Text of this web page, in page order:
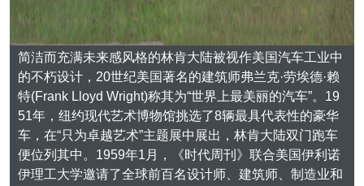
简洁而充满未来感风格的林肯大陆被视作美国汽车工业中
的不朽设计，20世纪美国著名的建筑师弗兰克·劳埃德·赖
特(Frank Lloyd Wright)称其为“世界上最美丽的汽车”。19
51年，纽约现代艺术博物馆挑选了8辆最具代表性的豪华
车，在“只为卓越艺术”主题展中展出，林肯大陆双门跑车
便位列其中。1959年1月，《时代周刊》联合美国伊利诺
伊理工大学邀请了全球前百名设计师、建筑师、制造业和